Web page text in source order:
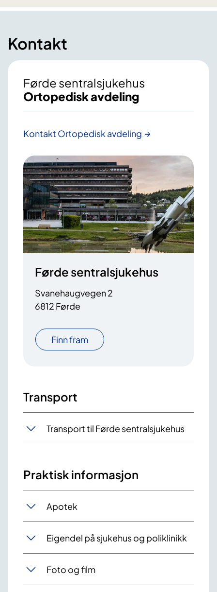
Kontakt
Førde sentralsjukehus
Ortopedisk avdeling
Kontakt Ortopedisk avdeling
Førde sentralsjukehus
Svanehaugvegen 2
6812 Førde
Finn fram
Transport
Transport til Førde sentralsjukehus
Praktisk informasjon
Apotek
Eigendel på sjukehus og poliklinikk
Foto og film